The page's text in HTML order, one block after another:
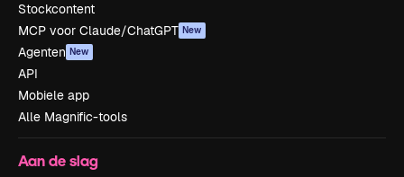
Stockcontent
MCP voor Claude/ChatGPT New
Agenten New
API
Mobiele app
Alle Magnific-tools
Aan de slag